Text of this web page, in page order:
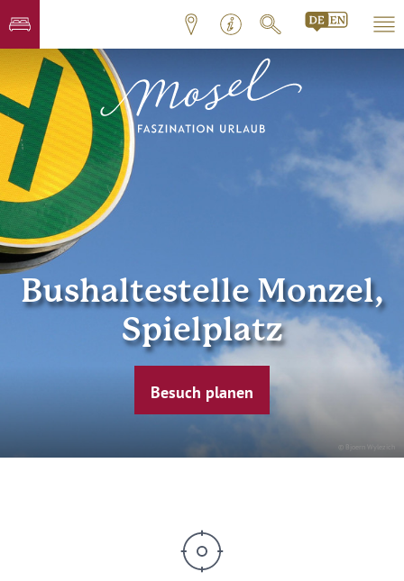
© Bjoern Wylezich
Bushaltestelle Monzel,
Spielplatz
Besuch planen